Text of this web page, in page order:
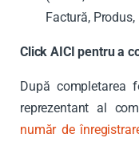
Factură,
Click AICI pentru a
După completarea
reprezentant al
număr de